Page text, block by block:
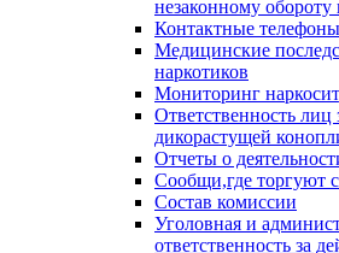
незаконному обороту
Контактные
Медицинские
наркотиков
Мониторинг
Ответственность
дикорастущей
Отчеты о
Сообщи,где торгуют
Состав комиссии
Уголовная и
ответственность за